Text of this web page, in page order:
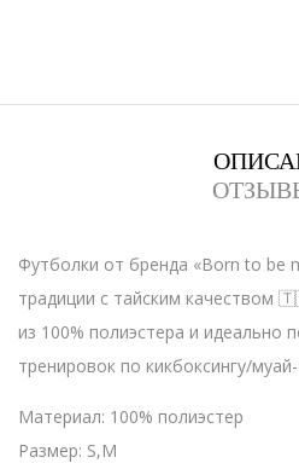
Футболки от бренда «Born to be
традиции с тайским качеством
из 100% полиэстера и идеально
тренировок по кикбоксингу/
Материал: 100% полиэстер
Размер: S,M